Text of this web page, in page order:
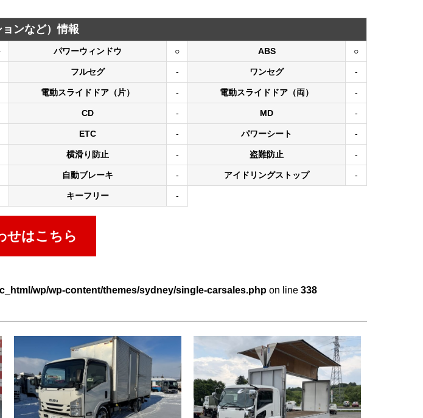
ンなど）情報
パワーウィンドウ ○ ABS ○
フルセグ - ワンセグ -
電動スライドドア（片） - 電動スライドドア（両） -
CD - MD -
ETC - パワーシート -
横滑り防止 - 盗難防止 -
自動ブレーキ - アイドリングストップ -
キーフリー -
せはこちら
wp/wp-content/themes/sydney/single-carsales.php on line 338